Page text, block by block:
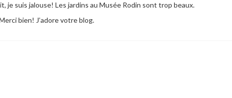
suis jalouse! Les jardins au Musée Rodin sont trop beaux.
bien! J’adore votre blog.